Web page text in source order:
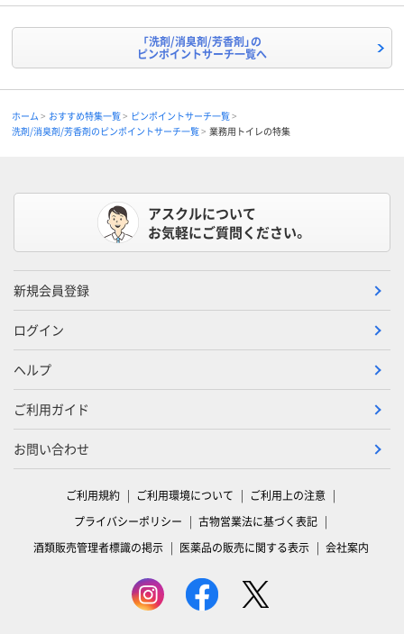
「洗剤/消臭剤/芳香剤」の
ピンポイントサーチ一覧へ
ホーム おすすめ特集一覧
ピンポイントサーチ一覧
洗剤/消臭剤/芳香剤のピンポイントサーチ一覧
業務用トイレの特集
アスクルについて
お気軽にご質問ください。
新規会員登録
ログイン
ヘルプ
ご利用ガイド
お問い合わせ
ご利用規約 ご利用環境について
ご利用上の注意
プライバシーポリシー
古物営業法に基づく表記
酒類販売管理者標識の掲示
医薬品の販売に関する表示 会社案内